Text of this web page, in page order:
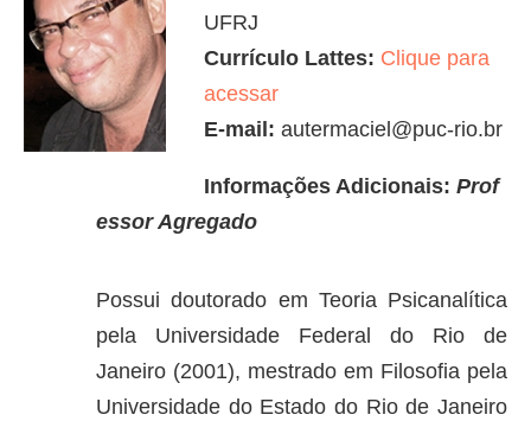
UFRJ
Currículo Lattes: Clique para
acessar
E-mail: autermaciel@puc-rio.br
Informações Adicionais: Prof
essor Agregado
Possui doutorado em Teoria Psicanalítica
pela Universidade Federal do Rio de
Janeiro (2001), mestrado em Filosofia pela
Universidade do Estado do Rio de Janeiro